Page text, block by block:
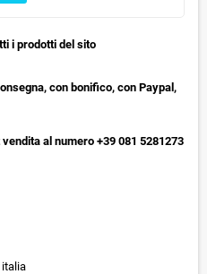
i prodotti del sito
con bonifico, con Paypal,
al numero +39 081 5281273
italia